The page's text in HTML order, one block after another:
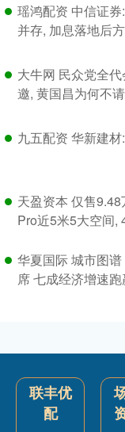
瑶鸿配资 中信证
并存, 加息落地后
大牛网 民众党全
邀, 黄国昌为何不
九五配资 华新建
天盈资本 仅售
Pro近5米5大空间,
华夏国际 城市图
席 七成经济增速
联丰优
配